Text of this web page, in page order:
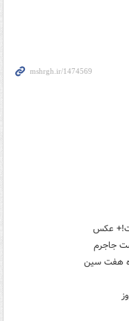
عکس
جاجرم
هفت سین